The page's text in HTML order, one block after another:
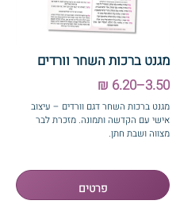
מגנט ברכות השחר וורדים
3.50–6.20 ₪
מגנט ברכות השחר דגם וורדים – עיצוב
אישי עם הקדשה ותמונה. מזכרת לבר
מצווה ושבת חתן.